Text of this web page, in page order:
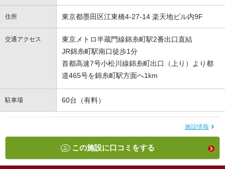
住所 東京都墨田区江東橋4-27-14 楽天地ビル内9F
交通アクセス
東京メトロ半蔵門線錦糸町駅2番出口直結
JR錦糸町駅南口徒歩1分
首都高速7号小松川線錦糸町出口（上り）より都
道465号を錦糸町駅方面へ1km
駐車場 60台（有料）
施設情報
この施設に口コミをする